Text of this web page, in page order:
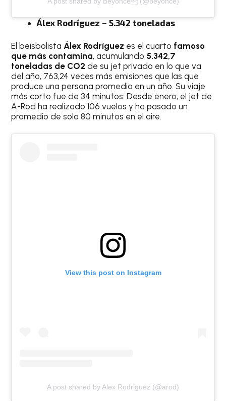
Álex Rodríguez – 5.342 toneladas
El beisbolista Álex Rodríguez es el cuarto famoso
que más contamina, acumulando 5.342,7
toneladas de CO2 de su jet privado en lo que va
del año, 763,24 veces más emisiones que las que
produce una persona promedio en un año. Su viaje
más corto fue de 34 minutos. Desde enero, el jet de
A-Rod ha realizado 106 vuelos y ha pasado un
promedio de solo 80 minutos en el aire.
View this post on Instagram
A post shared by Alex Rodriguez (@arod)